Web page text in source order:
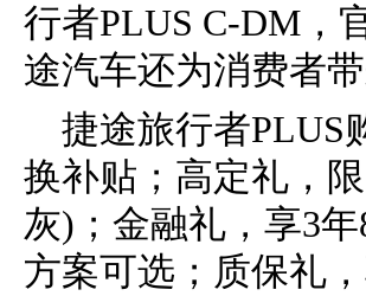
行者PLUS C-DM，
途汽车还为消费者
捷途旅行者PLUS
换补贴；高定礼，
灰)；金融礼，享3
方案可选；质保礼